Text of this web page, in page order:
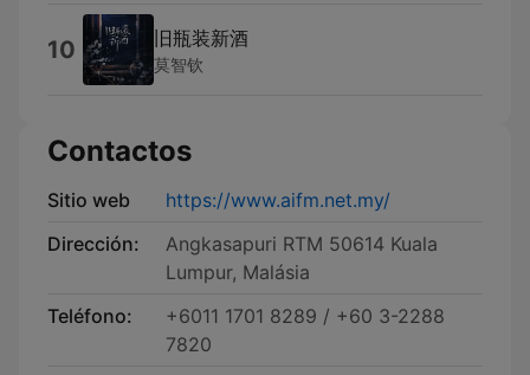
10 旧瓶装新酒
莫智钦
Contactos
Sitio web
https://www.aifm.net.my/
Dirección:
Angkasapuri RTM 50614 Kuala
Lumpur, Malásia
Teléfono:
+6011 1701 8289 / +60 3-2288
7820